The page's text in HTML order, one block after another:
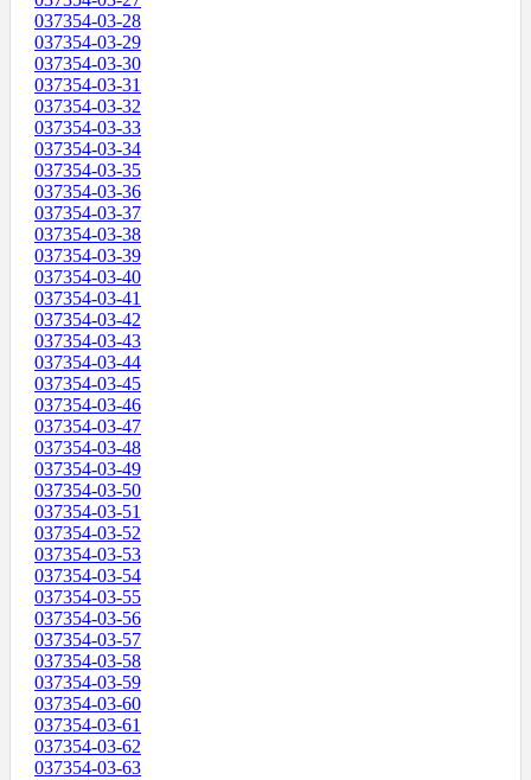
037354-03-28
037354-03-29
037354-03-30
037354-03-31
037354-03-32
037354-03-33
037354-03-34
037354-03-35
037354-03-36
037354-03-37
037354-03-38
037354-03-39
037354-03-40
037354-03-41
037354-03-42
037354-03-43
037354-03-44
037354-03-45
037354-03-46
037354-03-47
037354-03-48
037354-03-49
037354-03-50
037354-03-51
037354-03-52
037354-03-53
037354-03-54
037354-03-55
037354-03-56
037354-03-57
037354-03-58
037354-03-59
037354-03-60
037354-03-61
037354-03-62
037354-03-63